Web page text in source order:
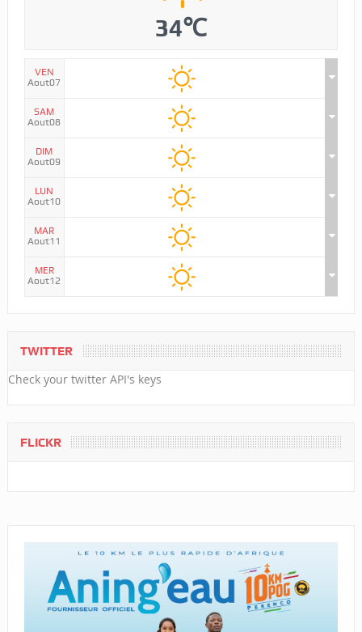
34℃
VEN
Aout07
SAM
Aout08
DIM
Aout09
LUN
Aout10
MAR
Aout11
MER
Aout12
TWITTER
Check your twitter API's keys
FLICKR